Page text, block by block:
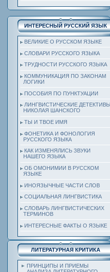
ИНТЕРЕСНЫЙ РУССКИЙ ЯЗЫК
ВЕЛИКИЕ О РУССКОМ ЯЗЫКЕ
СЛОВАРИ РУССКОГО ЯЗЫКА
ТРУДНОСТИ РУССКОГО ЯЗЫКА
КОММУНИКАЦИЯ ПО ЗАКОНАМ
ЛОГИКИ
ПОСОБИЯ ПО ПУНКТУАЦИИ
ЛИНГВИСТИЧЕСКИЕ ДЕТЕКТИВЫ
НИКОЛАЯ ШАНСКОГО
ТЫ И ТВОЕ ИМЯ
ФОНЕТИКА И ФОНОЛОГИЯ
РУССКОГО ЯЗЫКА
КАК ИЗМЕНЯЛИСЬ ЗВУКИ
НАШЕГО ЯЗЫКА
ОБ ОМОНИМИИ В РУССКОМ
ЯЗЫКЕ
ИНОЯЗЫЧНЫЕ ЧАСТИ СЛОВ
СОЦИАЛЬНАЯ ЛИНГВИСТИКА
СЛОВАРЬ ЛИНГВИСТИЧЕСКИХ
ТЕРМИНОВ
ИНТЕРЕСНЫЕ ФАКТЫ О ЯЗЫКЕ
ЛИТЕРАТУРНАЯ КРИТИКА
ПРИНЦИПЫ И ПРИЕМЫ